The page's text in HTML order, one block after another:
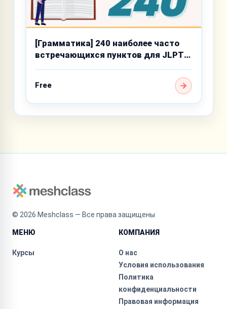
[Грамматика] 240 наиболее часто
встречающихся пунктов для JLPT
N4
Free
© 2026 Meshclass — Все права защищены
МЕНЮ
Курсы
КОМПАНИЯ
О нас
Условия использования
Политика
конфиденциальности
Правовая информация